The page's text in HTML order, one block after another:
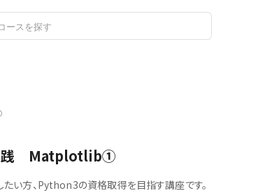
ログイン
実践 Matplotlib①
い方、Python3の資格取得を目指す講座です。